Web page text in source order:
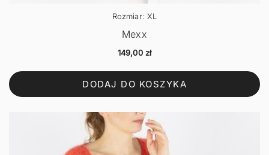
Rozmiar: XL
Mexx
149,00 zł
DODAJ DO KOSZYKA